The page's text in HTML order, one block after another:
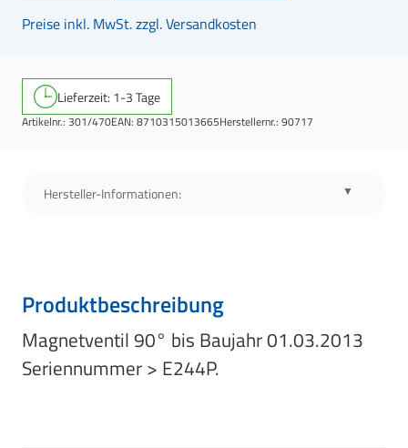
Preise inkl. MwSt. zzgl. Versandkosten
Lieferzeit: 1-3 Tage
Artikelnr.: 301/470EAN: 8710315013665Herstellernr.: 90717
Hersteller-Informationen:
Produktbeschreibung
Magnetventil 90° bis Baujahr 01.03.2013
Seriennummer > E244P.